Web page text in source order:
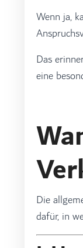
Wenn ja,
Das
eine
Die
dafür, in